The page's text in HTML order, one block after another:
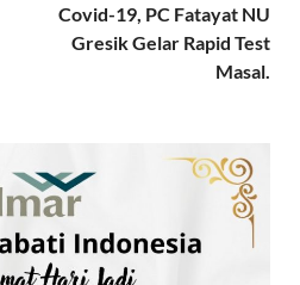
Covid-19, PC Fatayat NU
Gresik Gelar Rapid Test
Masal.